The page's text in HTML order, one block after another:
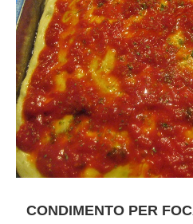
CONDIMENTO PER